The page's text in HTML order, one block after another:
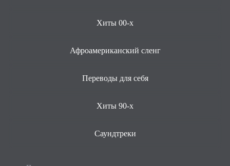
Хиты 00-х
Афроамериканский сленг
Переводы для себя
Хиты 90-х
Саундтреки